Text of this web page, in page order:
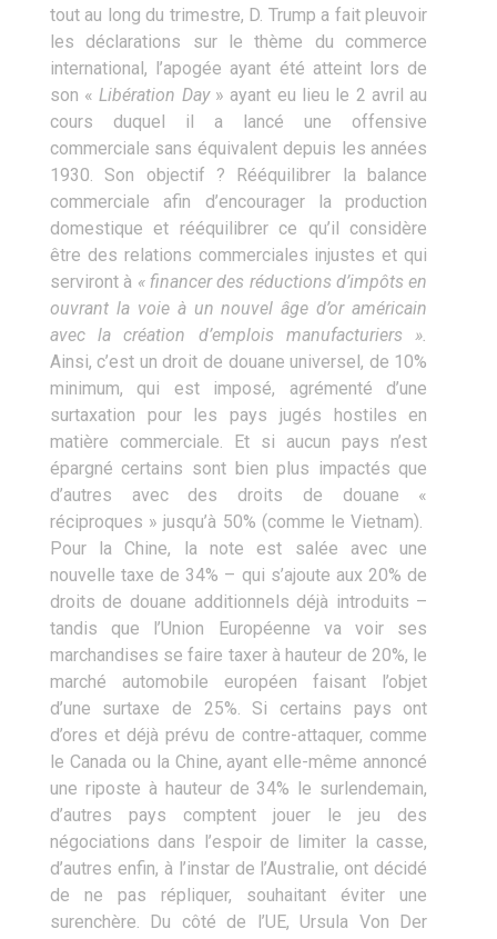
tout au long du trimestre, D. Trump a fait pleuvoir
les déclarations sur le thème du commerce
international, l’apogée ayant été atteint lors de
son «Libération Day» ayant eu lieu le 2 avril au
cours duquel il a lancé une offensive
commerciale sans équivalent depuis les années
1930. Son objectif ? Rééquilibrer la balance
commerciale afin d’encourager la production
domestique et rééquilibrer ce qu’il considère
être des relations commerciales injustes et qui
serviront à « financer des réductions d’impôts en
ouvrant la voie à un nouvel âge d’or américain
avec la création d’emplois manufacturiers ».
Ainsi, c’est un droit de douane universel, de 10%
minimum, qui est imposé, agrémenté d’une
surtaxation pour les pays jugés hostiles en
matière commerciale. Et si aucun pays n’est
épargné certains sont bien plus impactés que
d’autres avec des droits de douane «
réciproques » jusqu’à 50% (comme le Vietnam).
Pour la Chine, la note est salée avec une
nouvelle taxe de 34% – qui s’ajoute aux 20% de
droits de douane additionnels déjà introduits –
tandis que l’Union Européenne va voir ses
marchandises se faire taxer à hauteur de 20%, le
marché automobile européen faisant l’objet
d’une surtaxe de 25%. Si certains pays ont
d’ores et déjà prévu de contre-attaquer, comme
le Canada ou la Chine, ayant elle-même annoncé
une riposte à hauteur de 34% le surlendemain,
d’autres pays comptent jouer le jeu des
négociations dans l’espoir de limiter la casse,
d’autres enfin, à l’instar de l’Australie, ont décidé
de ne pas répliquer, souhaitant éviter une
surenchère. Du côté de l’UE, Ursula Von Der